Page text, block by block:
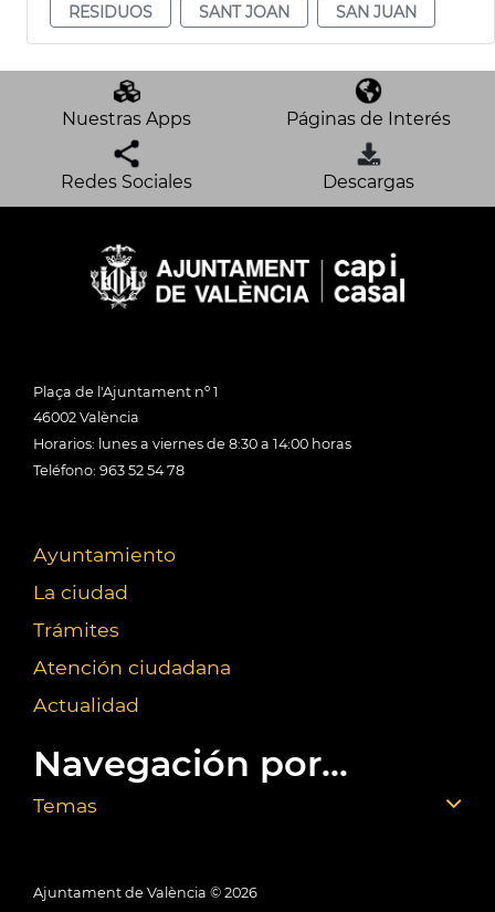
RESIDUOS
SANT JOAN SAN JUAN
Nuestras Apps Páginas de Interés
Redes Sociales Descargas
Plaça de l'Ajuntament nº 1
46002 València
Horarios: lunes a viernes de 8:30 a 14:00 horas
Teléfono: 963 52 54 78
Ayuntamiento
La ciudad
Trámites
Atención ciudadana
Actualidad
Navegación por...
Temas
Ajuntament de València © 2026